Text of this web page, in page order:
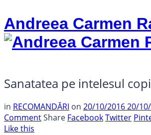
Andreea Carmen
Sanatatea pe intelesul
in RECOMANDĂRI on 20/10/201620/
CommentShare FacebookTwitter
Like this